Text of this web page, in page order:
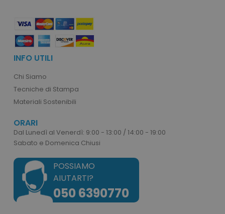
INFO UTILI
Chi Siamo
Tecniche di Stampa
Materiali Sostenibili
ORARI
Dal Lunedì al Venerdì: 9:00 - 13:00 / 14:00 - 19:00
Sabato e Domenica Chiusi
POSSIAMO
AIUTARTI?
050 6390770
mage-messages
product_data_storage